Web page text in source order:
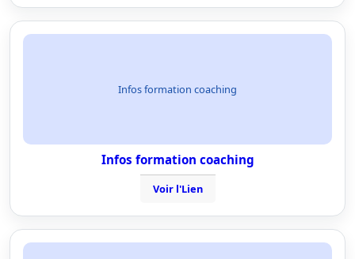
Infos formation coaching
Infos formation coaching
Voir l'Lien